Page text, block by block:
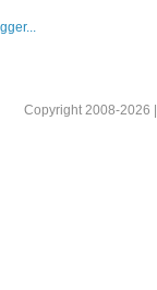
Copyright 2008-2026